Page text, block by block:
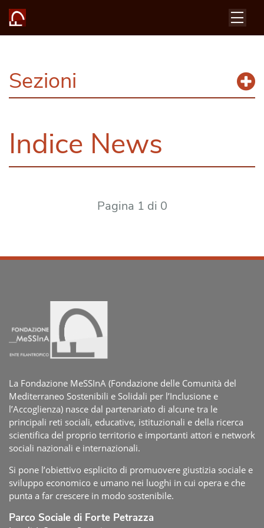
Sezioni
Indice News
Pagina 1 di 0
La Fondazione MeSSInA (Fondazione delle Comunità del
Mediterraneo Sostenibili e Solidali per l’Inclusione e
l’Accoglienza) nasce dal partenariato di alcune tra le
principali reti sociali, educative, istituzionali e della ricerca
scientifica del proprio territorio e importanti attori e network
sociali nazionali e internazionali.
Si pone l’obiettivo esplicito di promuovere giustizia sociale e
sviluppo economico e umano nei luoghi in cui opera e che
punta a far crescere in modo sostenibile.
Parco Sociale di Forte Petrazza